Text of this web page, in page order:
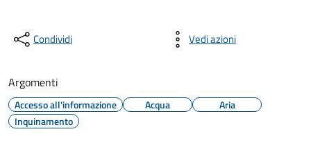
Condividi Vedi azioni
Argomenti
Accesso all'informazione Acqua
Aria
Inquinamento